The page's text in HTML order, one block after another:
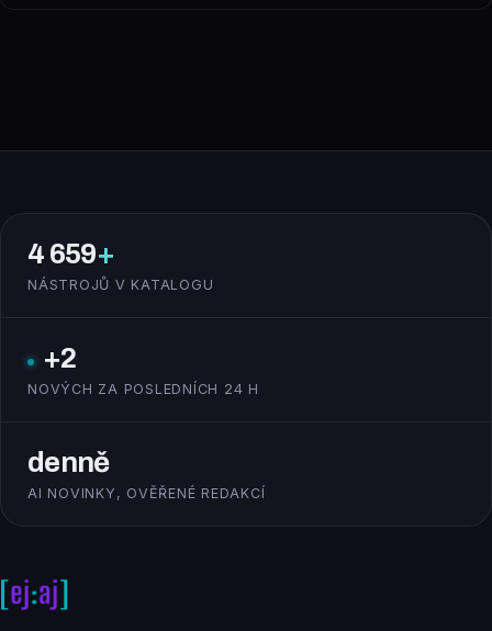
4 659+
NÁSTROJŮ V KATALOGU
+2
NOVÝCH ZA POSLEDNÍCH 24 H
denně
AI NOVINKY, OVĚŘENÉ REDAKCÍ